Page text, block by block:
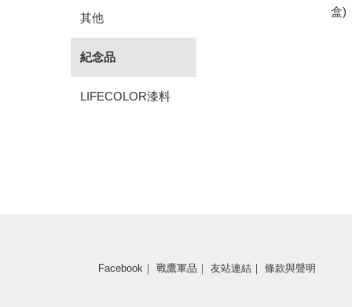
其他
紀念品
LIFECOLOR漆料
盒)
Facebook ｜ 戰鷹軍品 ｜ 友站連結 ｜ 條款與聲明